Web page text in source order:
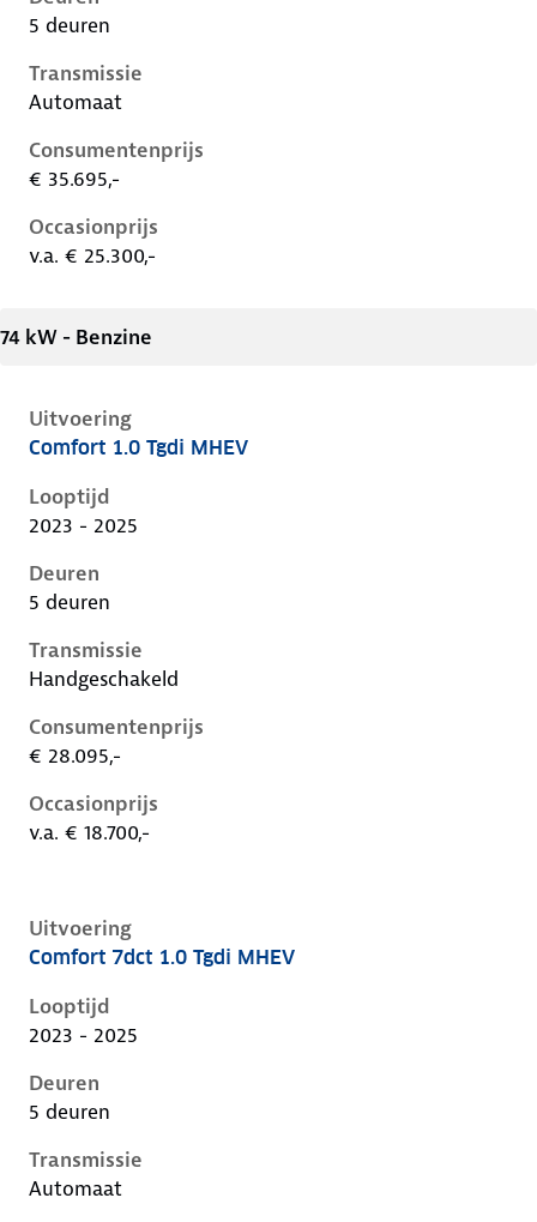
5 deuren
Transmissie
Automaat
Consumentenprijs
€ 35.695,-
Occasionprijs
v.a. € 25.300,-
74 kW - Benzine
Uitvoering
Hyundai I20 iii-1e-facelift, 1.0 tgdi mhev, 74 kW,
Comfort 1.0 Tgdi MHEV
Looptijd
2023 - 2025
Deuren
5 deuren
Transmissie
Handgeschakeld
Consumentenprijs
€ 28.095,-
Occasionprijs
v.a. € 18.700,-
Uitvoering
Hyundai I20 iii-1e-facelift, 1.0 tgdi mhev, 74 kW,
Comfort 7dct 1.0 Tgdi MHEV
Looptijd
2023 - 2025
Deuren
5 deuren
Transmissie
Automaat